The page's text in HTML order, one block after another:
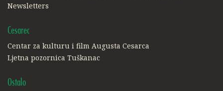
Newsletters
Cesarec
Centar za kulturu i film Augusta Cesarca
Ljetna pozornica Tuškanac
Ostalo